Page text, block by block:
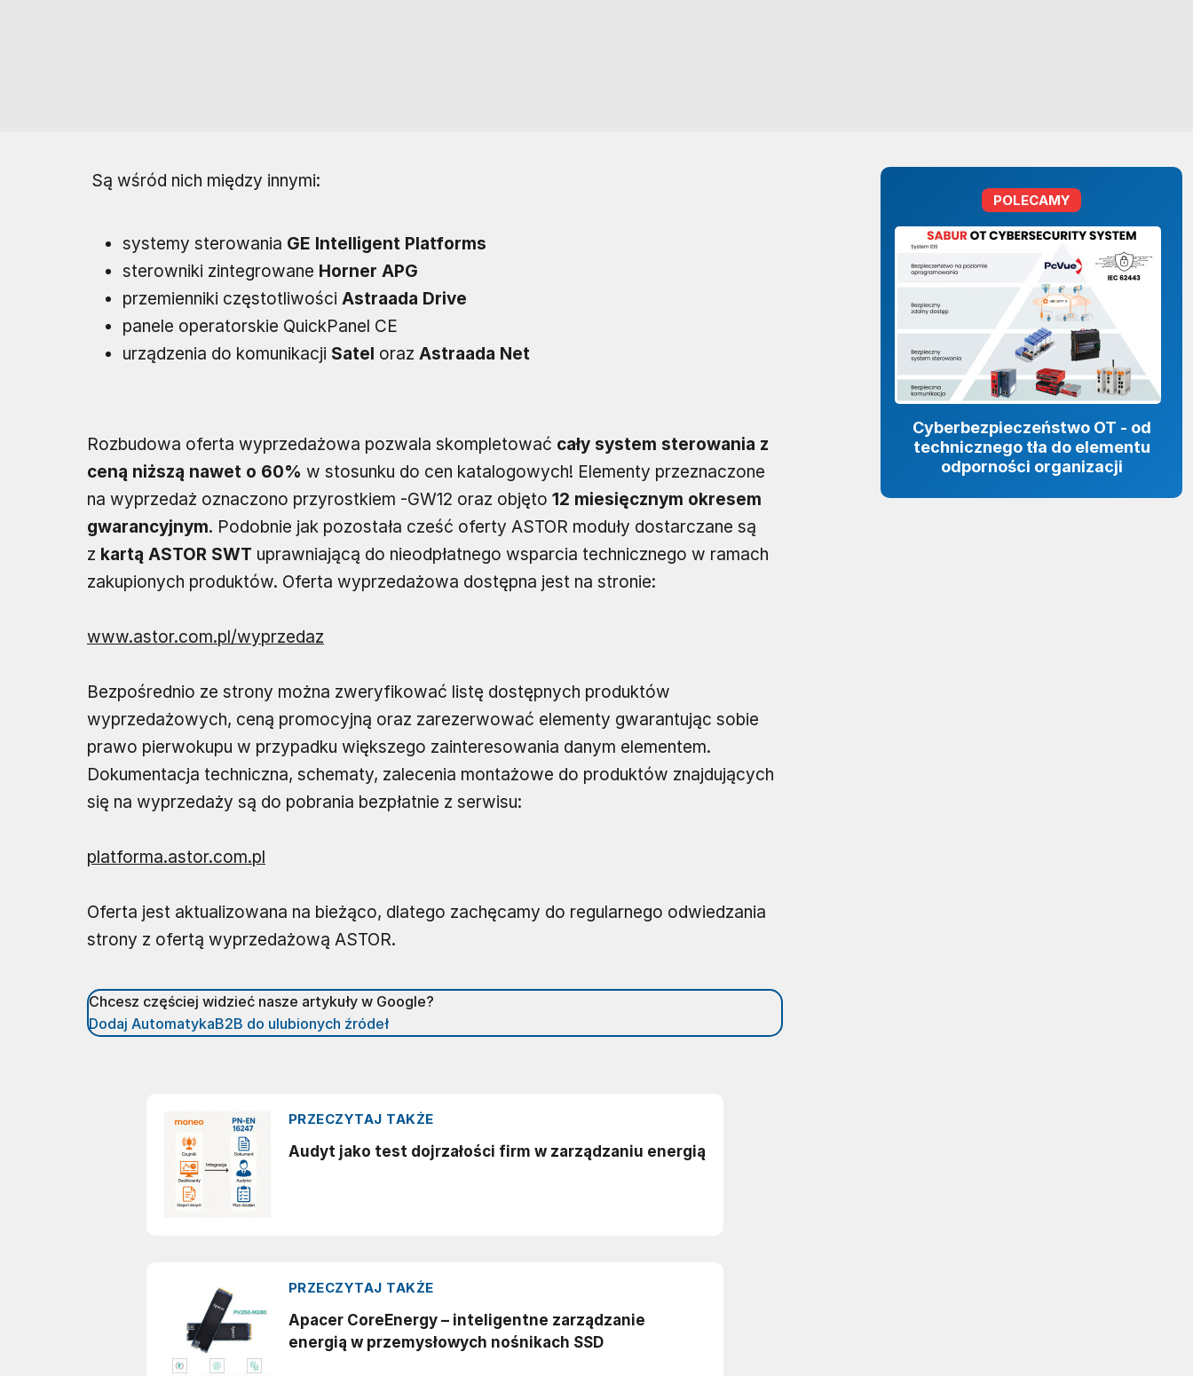
Są wśród nich między innymi:
systemy sterowania GE Intelligent Platforms
sterowniki zintegrowane Horner APG
przemienniki częstotliwości Astraada Drive
panele operatorskie QuickPanel CE
urządzenia do komunikacji Satel oraz Astraada Net
Rozbudowa oferta wyprzedażowa pozwala skompletować cały system sterowania z
ceną niższą nawet o 60% w stosunku do cen katalogowych! Elementy przeznaczone
na wyprzedaż oznaczono przyrostkiem -GW12 oraz objęto 12 miesięcznym okresem
gwarancyjnym. Podobnie jak pozostała cześć oferty ASTOR moduły dostarczane są
z kartą ASTOR SWT uprawniającą do nieodpłatnego wsparcia technicznego w ramach
zakupionych produktów. Oferta wyprzedażowa dostępna jest na stronie:
www.astor.com.pl/wyprzedaz
Bezpośrednio ze strony można zweryfikować listę dostępnych produktów
wyprzedażowych, ceną promocyjną oraz zarezerwować elementy gwarantując sobie
prawo pierwokupu w przypadku większego zainteresowania danym elementem.
Dokumentacja techniczna, schematy, zalecenia montażowe do produktów znajdujących
się na wyprzedaży są do pobrania bezpłatnie z serwisu:
platforma.astor.com.pl
Oferta jest aktualizowana na bieżąco, dlatego zachęcamy do regularnego odwiedzania
strony z ofertą wyprzedażową ASTOR.
Chcesz częściej widzieć nasze artykuły w Google?
Dodaj AutomatykaB2B do ulubionych źródeł
POLECAMY
Cyberbezpieczeństwo OT - od
technicznego tła do elementu
odporności organizacji